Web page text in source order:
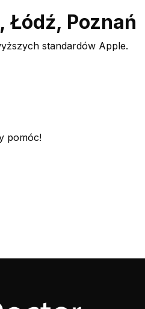
Łódź, Poznań
standardów Apple.
pomóc!